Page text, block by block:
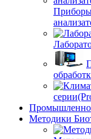
Приборы
Методики